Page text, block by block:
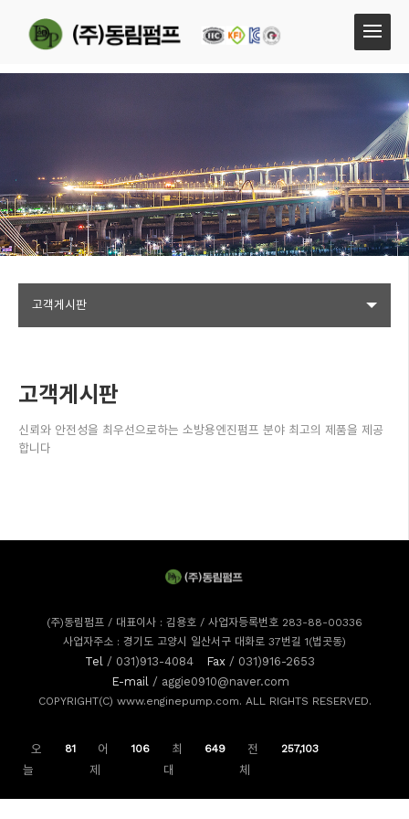
고객게시판
고객게시판
신뢰와 안전성을 최우선으로하는 소방용엔진펌프 분야 최고의 제품을 제공
합니다
(주)동림펌프 / 대표이사 : 김용호 / 사업자등록번호 283-88-00336
사업자주소 : 경기도 고양시 일산서구 대화로 37번길 1(법곳동)
Tel / 031)913-4084 Fax / 031)916-2653
E-mail/ aggie0910@naver.com
COPYRIGHT(C) www.enginepump.com. ALL RIGHTS RESERVED.
오
늘
81
어
제
106
최
대
649
전
체
257,103